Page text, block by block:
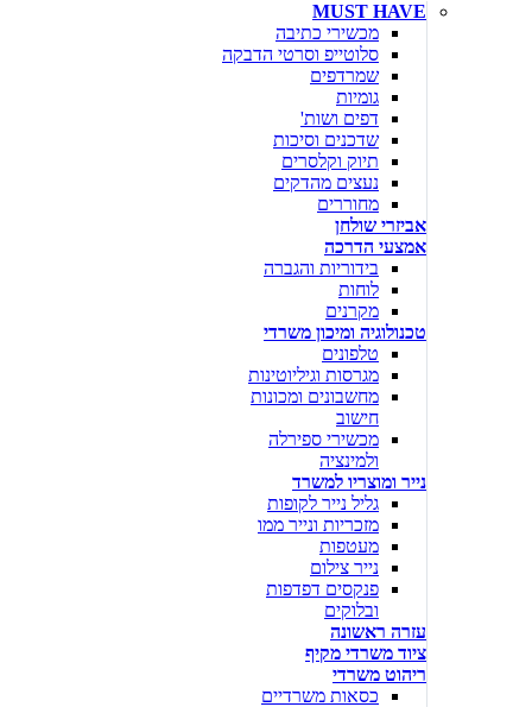
MUST HAVE
מכשירי כתיבה
סלוטייפ וסרטי הדבקה
שמרדפים
גומיות
דפים ושות'
שדכנים וסיכות
תיוק וקלסרים
נעצים מהדקים
מחוררים
אביזרי שולחן
אמצעי הדרכה
בידוריות והגברה
לוחות
מקרנים
טכנולוגיה ומיכון משרדי
טלפונים
מגרסות וגיליוטינות
מחשבונים ומכונות
חישוב
מכשירי ספירלה
ולמינציה
נייר ומוצריו למשרד
גליל נייר לקופות
מזכריות ונייר ממו
מעטפות
נייר צילום
פנקסים דפדפות
ובלוקים
עזרה ראשונה
ציוד משרדי מקיף
ריהוט משרדי
כסאות משרדיים